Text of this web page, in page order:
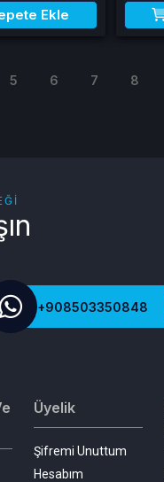
Ekle
5 6 7 8
+908503350848
Üyelik
Şifremi Unuttum
Hesabım